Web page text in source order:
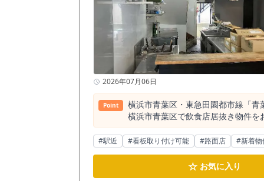
2026年07月06日
Point
横浜市青葉区・東急田園都市線「
横浜市青葉区で飲食店居抜き物件をお
魅力は、東急田園都市線の主要駅
中でも利用者数の多い拠点駅です
ファミリー層など、複数の来店動機を想定しやすいエリアです。 青葉台は、郊外
単なるロードサイドや住宅街の奥
メン系の店舗や、ボリューム系ラ
#駅近 #看板取り付け可能 #路面店 #新着物
☆ お気に入り